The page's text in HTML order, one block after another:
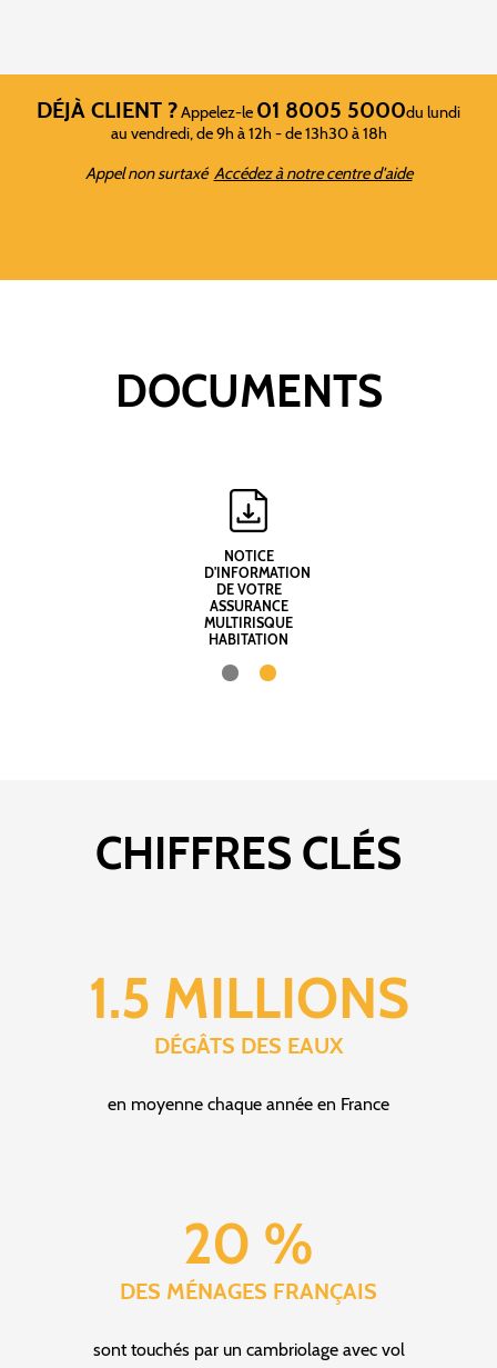
DÉJÀ CLIENT ?Appelez-le 01 8005 5000du lundi
au vendredi, de 9h à 12h - de 13h30 à 18h
Appel non surtaxé Accédez à notre centre d'aide
DOCUMENTS
NOTICE
D'INFORMATION
DE VOTRE
ASSURANCE
MULTIRISQUE
HABITATION
CHIFFRES CLÉS
1.5 MILLIONS
DÉGÂTS DES EAUX
en moyenne chaque année en France
20 %
DES MÉNAGES FRANÇAIS
sont touchés par un cambriolage avec vol